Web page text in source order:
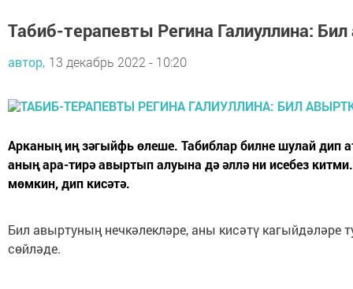
Табиб-терапевты Регина Галиуллина:
автор, 13 декабрь 2022 - 10:20
Арканың иң зәгыйфь өлеше. Табиблар билне шулай
аның ара-тирә авыртып алуына дә әллә ни исебез
мөмкин, дип кисәтә.
Бил авыртуның нечкәлекләре, аны кисәтү
сөйләде.